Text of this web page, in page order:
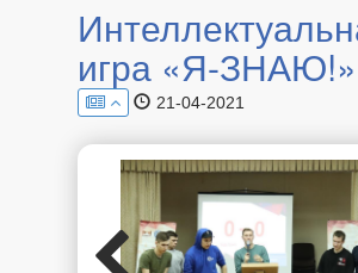
игра «Я-ЗНАЮ!»
21-04-2021